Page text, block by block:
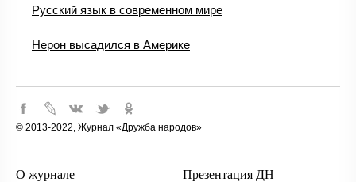
Русский язык в современном мире
Нерон высадился в Америке
© 2013-2022, Журнал «Дружба народов»
О журнале Презентация ДН